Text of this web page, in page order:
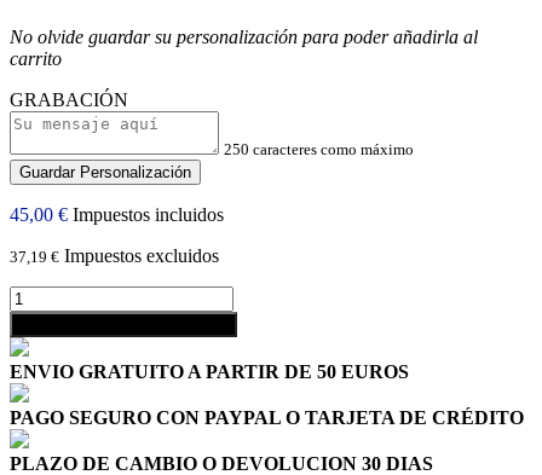
No olvide guardar su personalización para poder añadirla al
carrito
GRABACIÓN
250 caracteres como máximo
Guardar Personalización
45,00 € Impuestos incluidos
37,19 € Impuestos excluidos
ENVIO GRATUITO A PARTIR DE 50 EUROS
PAGO SEGURO CON PAYPAL O TARJETA DE CRÉDITO
PLAZO DE CAMBIO O DEVOLUCION 30 DIAS